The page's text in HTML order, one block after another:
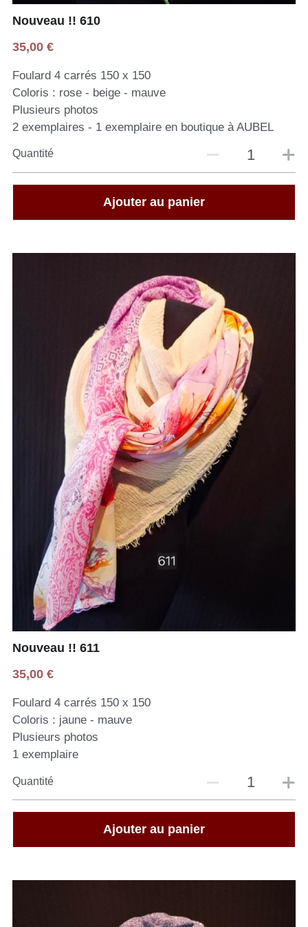
Nouveau !! 610
35,00 €
Foulard 4 carrés 150 x 150
Coloris : rose - beige - mauve
Plusieurs photos
2 exemplaires - 1 exemplaire en boutique à AUBEL
Quantité
Ajouter au panier
Nouveau !! 611
35,00 €
Foulard 4 carrés 150 x 150
Coloris : jaune - mauve
Plusieurs photos
1 exemplaire
Quantité
Ajouter au panier